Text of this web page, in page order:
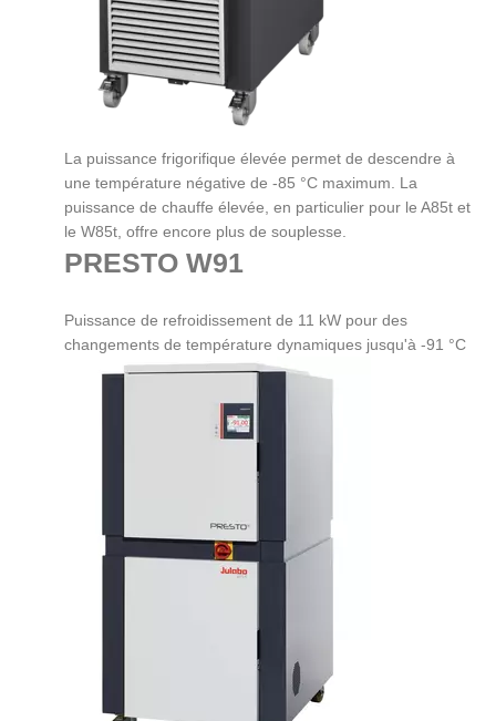
La puissance frigorifique élevée permet de descendre à
une température négative de -85 °C maximum. La
puissance de chauffe élevée, en particulier pour le A85t et
le W85t, offre encore plus de souplesse.
PRESTO W91
Puissance de refroidissement de 11 kW pour des
changements de température dynamiques jusqu'à -91 °C